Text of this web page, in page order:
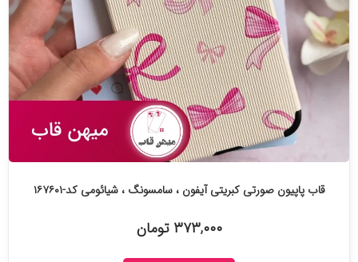
قاب پاپیون صورتی کبریتی آیفون ، سامسونگ ، شیائومی کد-۱۶۷۶۰۱
۳۷۳,۰۰۰ تومان